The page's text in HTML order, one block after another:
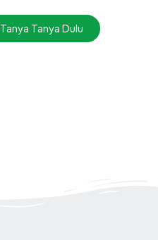
Tanya Tanya Dulu